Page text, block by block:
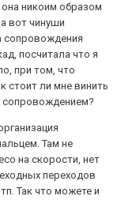
никоим образом
вот чинуши
сопровождения
посчитала что я
при том, что
стоит ли мне винить
Там не
на скорости, нет
переходов
Так что можете и